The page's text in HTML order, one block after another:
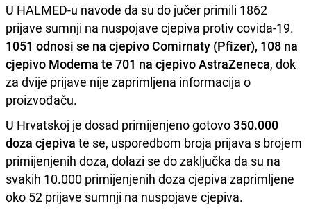
U HALMED-u navode da su do jučer primili 1862
prijave sumnji na nuspojave cjepiva protiv covida-19.
1051 odnosi se na cjepivo Comirnaty (Pfizer), 108 na
cjepivo Moderna te 701 na cjepivo AstraZeneca, dok
za dvije prijave nije zaprimljena informacija o
proizvođaču.
U Hrvatskoj je dosad primijenjeno gotovo350.000
doza cjepiva te se, usporedbom broja prijava s brojem
primijenjenih doza, dolazi se do zaključka da su na
svakih 10.000 primijenjenih doza cjepiva zaprimljene
oko 52 prijave sumnji na nuspojave cjepiva.